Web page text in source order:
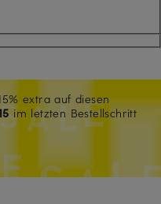
extra auf diesen
im letzten Bestellschritt